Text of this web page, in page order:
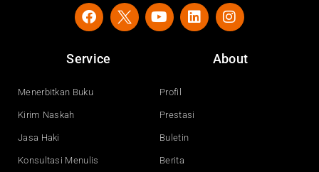
F
a
e
b
o
Y
o
e
L
i
n
I
n
t
a
Service
Menerbitkan Buku
Kirim Naskah
Jasa Haki
Konsultasi Menulis
About
Profil
Prestasi
Buletin
Berita